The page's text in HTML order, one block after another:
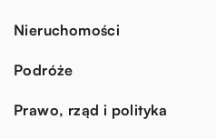
Nieruchomości
Podróże
Prawo, rząd i polityka